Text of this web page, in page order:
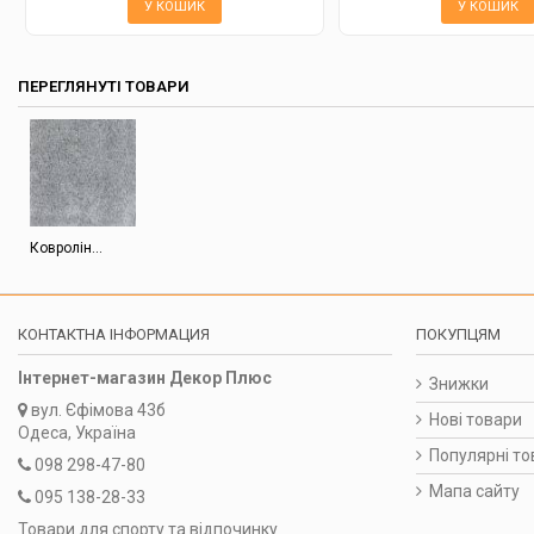
У КОШИК У КОШИК
ПЕРЕГЛЯНУТІ ТОВАРИ
Ковролін...
КОНТАКТНА ІНФОРМАЦИЯ
Інтернет-магазин Декор Плюс
вул. Єфімова 43б
Одеса, Україна
098 298-47-80
095 138-28-33
Товари для спорту та відпочинку
ПОКУПЦЯМ
Знижки
Нові товари
Популярні
Мапа сайту